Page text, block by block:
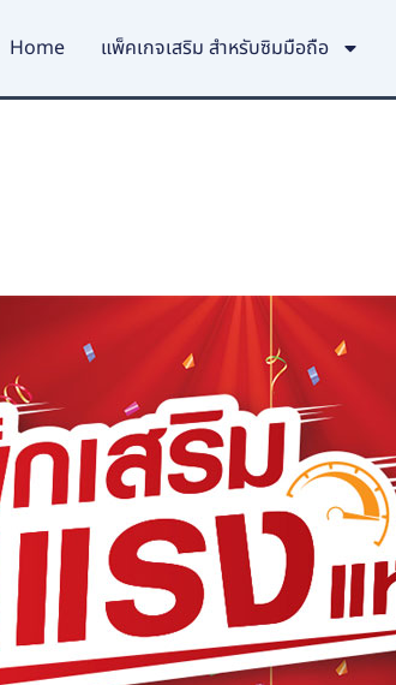
Home แพ็คเกจเสริม สำหรับซิมมือถือ